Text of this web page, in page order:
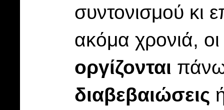
συντονισμού κι
ακόμα χρονιά,
οργίζονται πάνω
διαβεβαιώσεις